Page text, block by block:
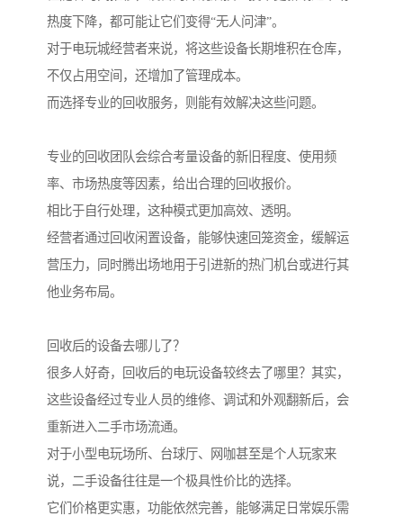
热度下降，都可能让它们变得“无人问津”。
对于电玩城经营者来说，将这些设备长期堆积在仓库，
不仅占用空间，还增加了管理成本。
而选择专业的回收服务，则能有效解决这些问题。
专业的回收团队会综合考量设备的新旧程度、使用频
率、市场热度等因素，给出合理的回收报价。
相比于自行处理，这种模式更加高效、透明。
经营者通过回收闲置设备，能够快速回笼资金，缓解运
营压力，同时腾出场地用于引进新的热门机台或进行其
他业务布局。
回收后的设备去哪儿了？
很多人好奇，回收后的电玩设备较终去了哪里？其实，
这些设备经过专业人员的维修、调试和外观翻新后，会
重新进入二手市场流通。
对于小型电玩场所、台球厅、网咖甚至是个人玩家来
说，二手设备往往是一个极具性价比的选择。
它们价格更实惠，功能依然完善，能够满足日常娱乐需